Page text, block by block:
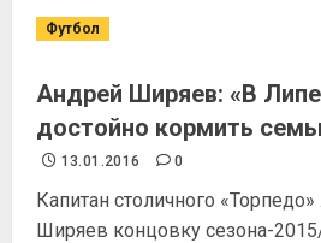
Футбол
Андрей Ширяев: «В
достойно кормить
13.01.2016 0
Капитан столичного
Ширяев концовку сезона-